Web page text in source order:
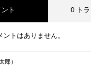
ト 0 ト
トはありません。
郎）